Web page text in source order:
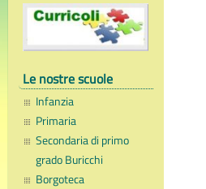
Le nostre scuole
Infanzia
Primaria
Secondaria di primo
grado Buricchi
Borgoteca